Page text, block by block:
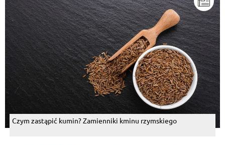
Czym zastąpić kumin? Zamienniki kminu rzymskiego